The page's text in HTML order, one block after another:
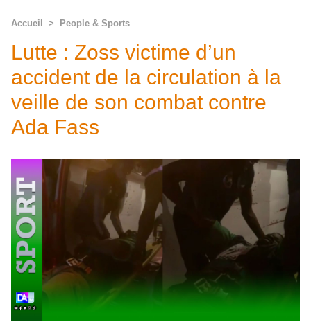
Accueil > People & Sports
Lutte : Zoss victime d’un
accident de la circulation à la
veille de son combat contre
Ada Fass